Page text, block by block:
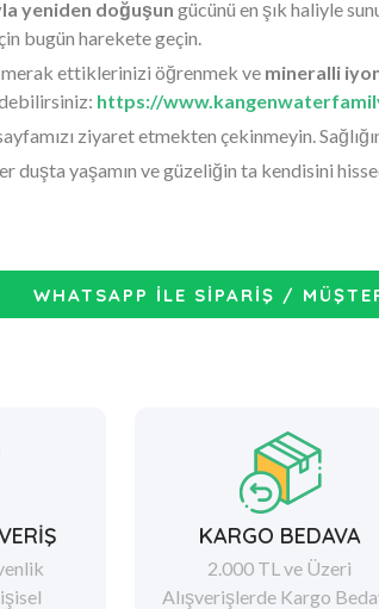
yeniden doğuşun gücünü en şık haliyle
bugün harekete geçin.
merak ettiklerinizi öğrenmek ve mineralli
https://
ziyaret etmekten çekinmeyin.
duşta yaşamın ve güzeliğin ta kendisini
WHATSAPP İLE SİPARİŞ /
KARGO BEDAVA
2.000 TL ve Üzeri
Alışverişlerde Kargo